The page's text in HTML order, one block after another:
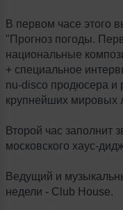
В первом часе этого
"Прогноз погоды.
национальные
+ специальное
nu-disco продюсера и
крупнейших мировых
Второй час заполнит
московского хаус-
Ведущий и
недели - Club House.